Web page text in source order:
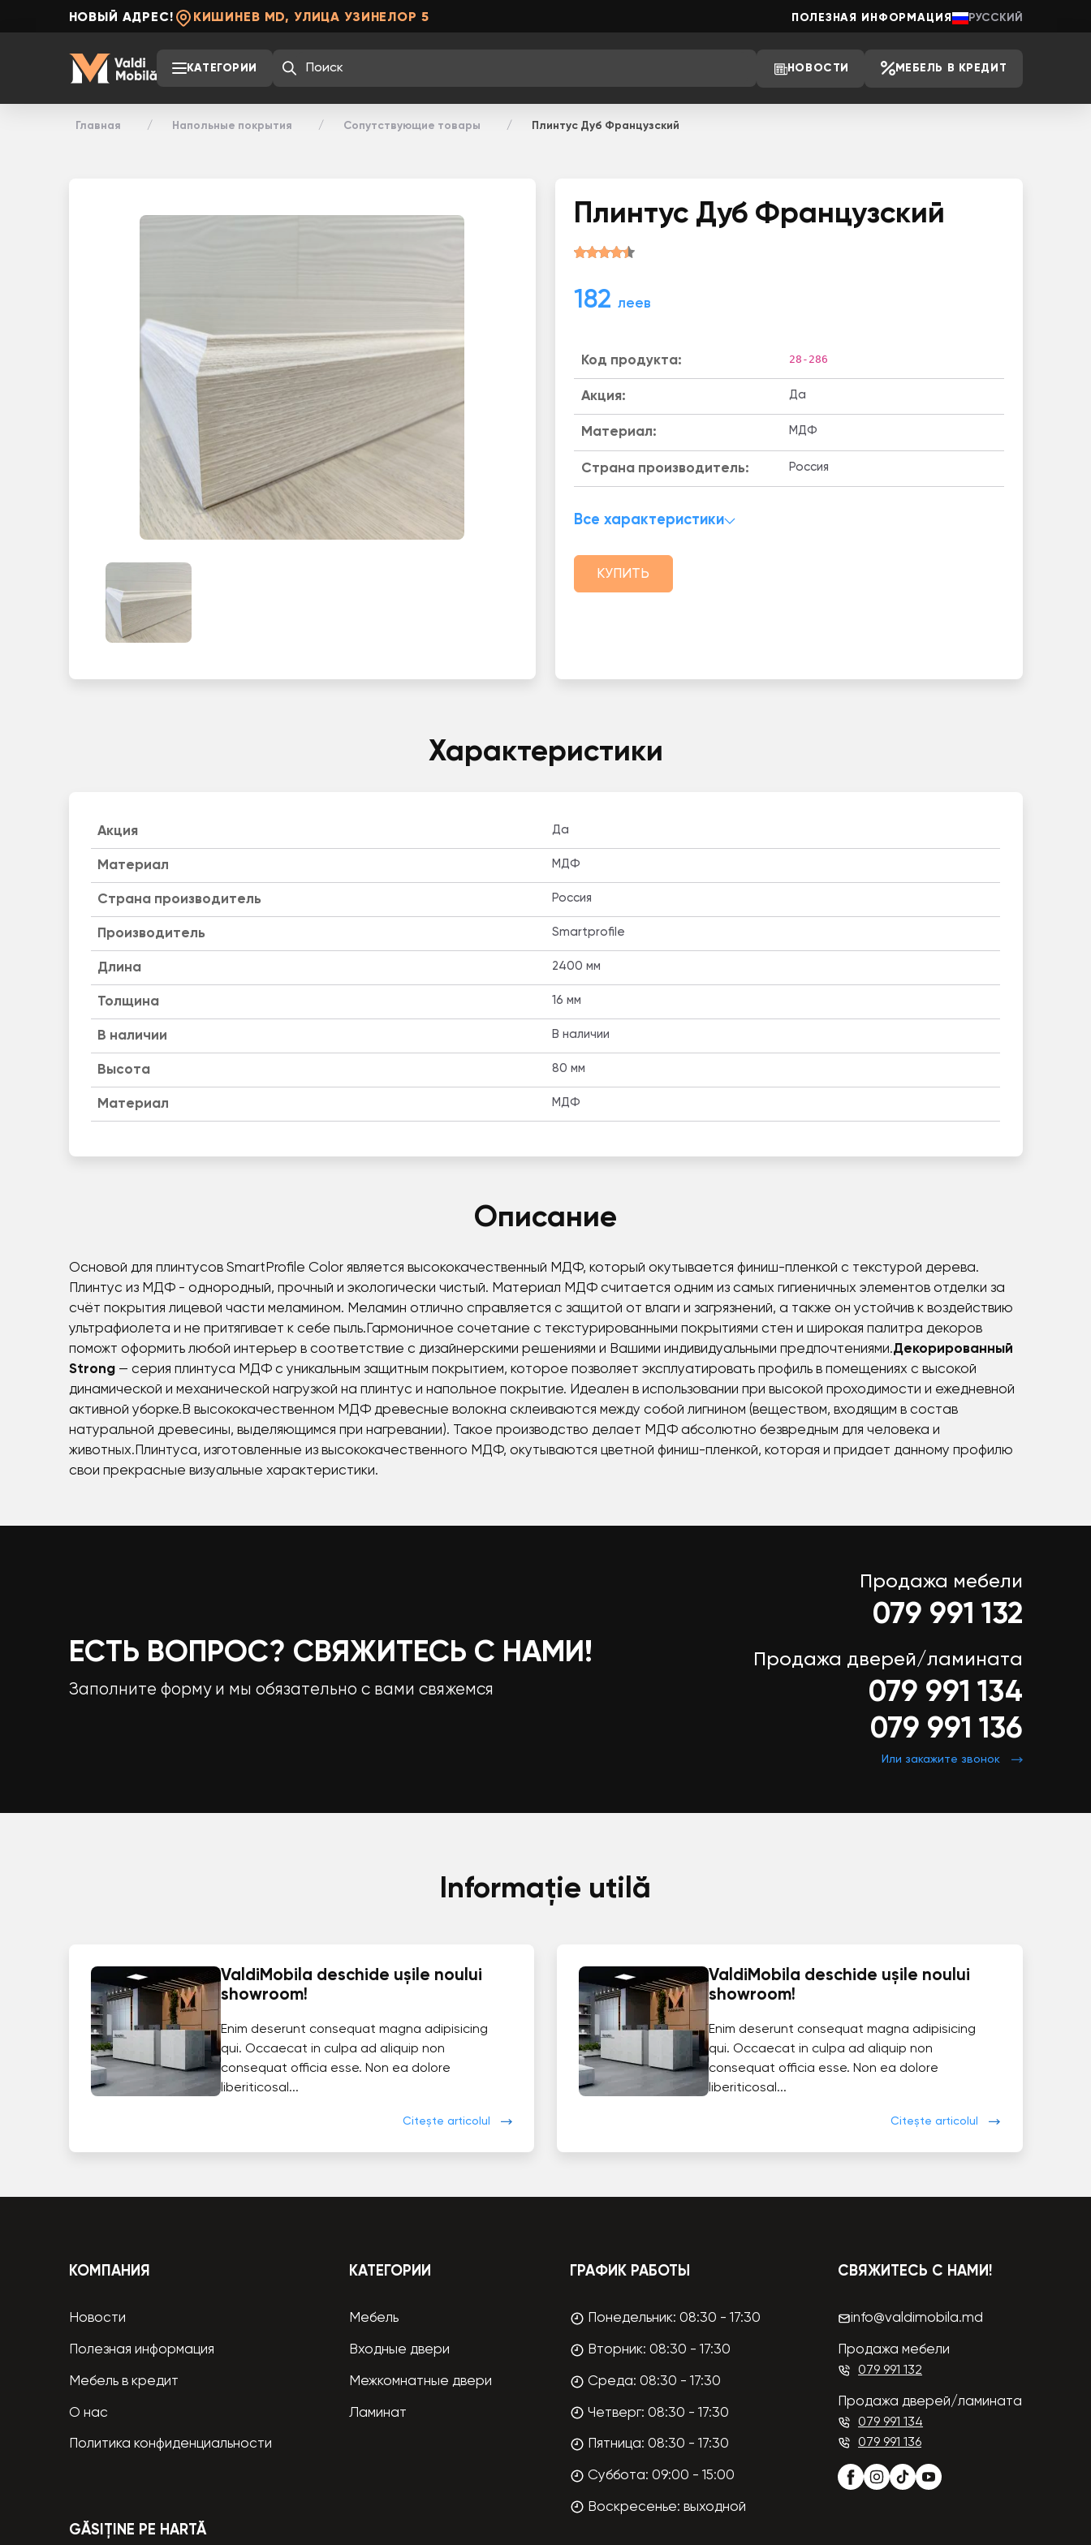
НОВЫЙ АДРЕС! КИШИНЕВ MD, УЛИЦА УЗИНЕЛОР 5 ПОЛЕЗНАЯ ИНФОРМАЦИЯ РУССКИЙ
КАТЕГОРИИ НОВОСТИ МЕБЕЛЬ В КРЕДИТ
Главная Напольные покрытия Сопутствующие товары Плинтус Дуб Французский
Плинтус Дуб Французский
182 леев
Код продукта: 28-286
Акция: Да
Материал: МДФ
Страна производитель: Россия
Все характеристики
КУПИТЬ
Характеристики
Акция Да
Материал МДФ
Страна производитель Россия
Производитель Smartprofile
Длина 2400 мм
Толщина 16 мм
B наличии В наличии
Высота 80 мм
Материал МДФ
Описание
Основой для плинтусов SmartProfile Color является высококачественный МДФ, который окутывается финиш-пленкой с текстурой дерева.
Плинтус из МДФ - однородный, прочный и экологически чистый. Материал МДФ считается одним из самых гигиеничных элементов отделки за
счёт покрытия лицевой части меламином. Меламин отлично справляется с защитой от влаги и загрязнений, а также он устойчив к воздействию
ультрафиолета и не притягивает к себе пыль.Гармоничное сочетание с текстурированными покрытиями стен и широкая палитра декоров
поможт оформить любой интерьер в соответствие с дизайнерскими решениями и Вашими индивидуальными предпочтениями.Декорированный
Strong— серия плинтуса МДФ с уникальным защитным покрытием, которое позволяет эксплуатировать профиль в помещениях с высокой
динамической и механической нагрузкой на плинтус и напольное покрытие. Идеален в использовании при высокой проходимости и ежедневной
активной уборке.В высококачественном МДФ древесные волокна склеиваются между собой лигнином (веществом, входящим в состав
натуральной древесины, выделяющимся при нагревании). Такое производство делает МДФ абсолютно безвредным для человека и
животных.Плинтуса, изготовленные из высококачественного МДФ, окутываются цветной финиш-пленкой, которая и придает данному профилю
свои прекрасные визуальные характеристики.
ЕСТЬ ВОПРОС? СВЯЖИТЕСЬ С НАМИ!
Заполните форму и мы обязательно с вами свяжемся
Продажа мебели
079 991 132
Продажа дверей/ламината
079 991 134
079 991 136
Или закажите звонок
Informație utilă
ValdiMobila deschide ușile noului
showroom!
Enim deserunt consequat magna adipisicing
qui. Occaecat in culpa ad aliquip non
consequat officia esse. Non ea dolore
liberiticosal...
Citește articolul
ValdiMobila deschide ușile noului
showroom!
Enim deserunt consequat magna adipisicing
qui. Occaecat in culpa ad aliquip non
consequat officia esse. Non ea dolore
liberiticosal...
Citește articolul
КОМПАНИЯ
Новости
Полезная информация
Мебель в кредит
О нас
Политика конфиденциальности
КАТЕГОРИИ
Мебель
Входные двери
Межкомнатные двери
Ламинат
ГРАФИК РАБОТЫ
Понедельник: 08:30 - 17:30
Вторник: 08:30 - 17:30
Среда: 08:30 - 17:30
Четверг: 08:30 - 17:30
Пятница: 08:30 - 17:30
Суббота: 09:00 - 15:00
Воскресенье: выходной
СВЯЖИТЕСЬ С НАМИ!
info@valdimobila.md
Продажа мебели
079 991 132
Продажа дверей/ламината
079 991 134
079 991 136
GĂSIȚINE PE HARTĂ